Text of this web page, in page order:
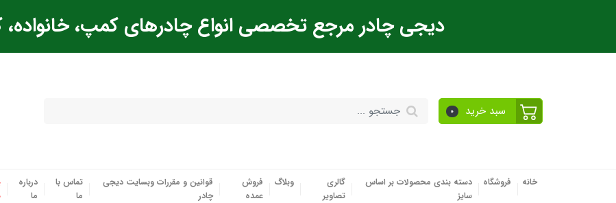
دیجی چادر مرجع تخصصی انواع چادرهای کمپ، خانواده،
سبد خرید 0
خانه فروشگاه
دسته بندی محصولات بر اساس
سایز
گالری
تصاویر
وبلاگ
فروش
عمده
قوانین و مقررات وبسایت دیجی
چادر
تماس با
ما
درباره
ما